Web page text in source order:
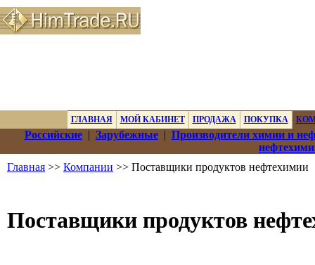
ГЛАВНАЯ МОЙ КАБИНЕТ ПРОДАЖА ПОКУПКА
Российские| Зарубежные| Производители химии и
Главная >> Компании >> Поставщики продуктов нефтехимии
Поставщики продуктов